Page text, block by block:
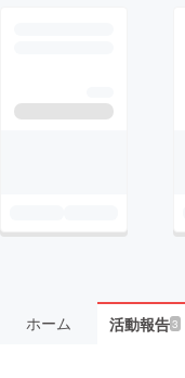
ホーム 活動報告3